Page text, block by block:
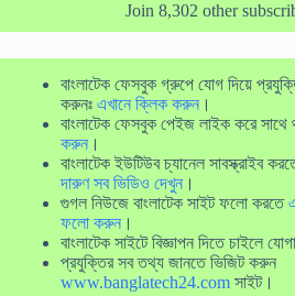
Join 8,302 other
বাংলাটেক ফেসবুক গ্রুপে যোগ দিয়ে
করুনঃ এখানে ক্লিক করুন ।
বাংলাটেক ফেসবুক পেইজ লাইক করে সাথে
করুন ।
বাংলাটেক ইউটিউব চ্যানেল সাবস্ক্রাইব
দারুণ সব ভিডিও দেখুন ।
গুগল নিউজে বাংলাটেক সাইট ফলো করতে
ফলো করুন ।
বাংলাটেক সাইটে বিজ্ঞাপন দিতে চাইলে
প্রযুক্তির সব তথ্য জানতে ভিজিট করুন
www.banglatech24.com সাইট।